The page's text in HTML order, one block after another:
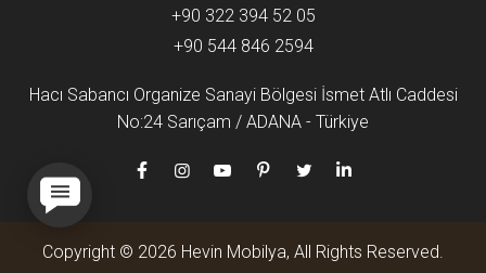
+90 322 394 52 05
+90 544 846 2594
Hacı Sabancı Organize Sanayi Bölgesi İsmet Atlı Caddesi
No:24 Sarıçam / ADANA - Türkiye
Copyright © 2026 Hevin Mobilya, All Rights Reserved.